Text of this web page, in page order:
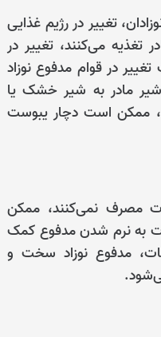
تغییر در رژیم غذایی
تغذیه می‌کنند، تغییر در
در قوام مدفوع نوزاد
مادر به شیر خشک یا
ممکن است دچار یبوست
مصرف نمی‌کنند، ممکن
به نرم شدن مدفوع کمک
مدفوع نوزاد سخت و